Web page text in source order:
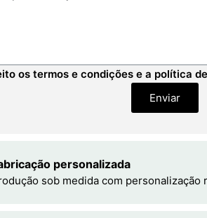
os termos e condições e a política
Enviar
personalizada
sob medida com personalização